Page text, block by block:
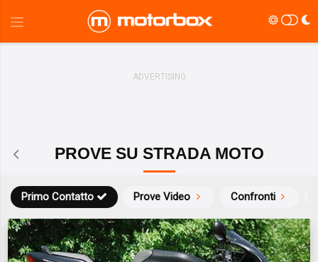
PROVE SU STRADA MOTO
Prove Video Confronti
Primo Contatto